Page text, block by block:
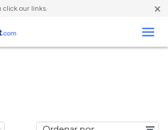
click our links. ×